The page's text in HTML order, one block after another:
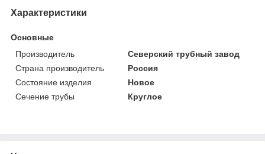
Характеристики
Основные
Производитель
Северский трубный завод
Страна производитель
Россия
Состояние изделия
Новое
Сечение трубы
Круглое